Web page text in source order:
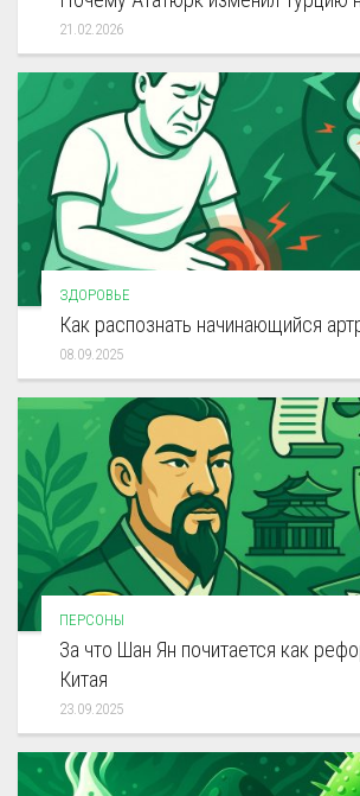
21.02.2026
ЗДОРОВЬЕ
Как распознать начинающийся
08.09.2025
ПЕРСОНЫ
За что Шан Ян почитается как
Китая
23.09.2025